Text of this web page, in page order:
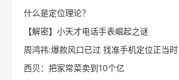
什么是定位理论？
【解密】小天才电话手表崛起之谜
周鸿祎:爆款风口已过 找准手机定位正当时
西贝：把家常菜卖到10个亿